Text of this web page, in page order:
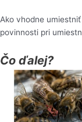
Ako vhodne
povinnosti pri
Čo ďalej?